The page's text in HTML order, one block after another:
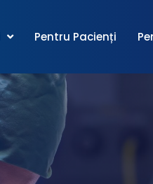
Pentru Pacienți